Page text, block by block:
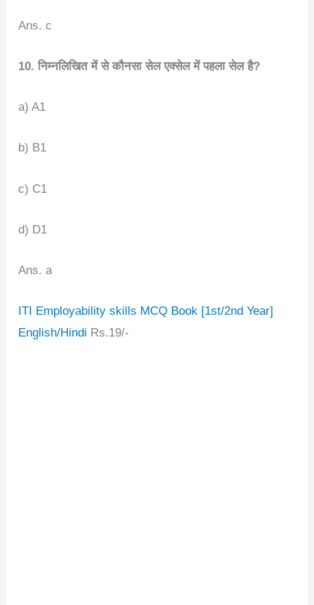
Ans. c
10.निम्नलिखित में से कौनसा सेल एक्सेल में पहला सेल है?
a) A1
b) B1
c) C1
d) D1
Ans. a
ITI Employability skills MCQ Book [1st/2nd Year]
English/Hindi Rs.19/-